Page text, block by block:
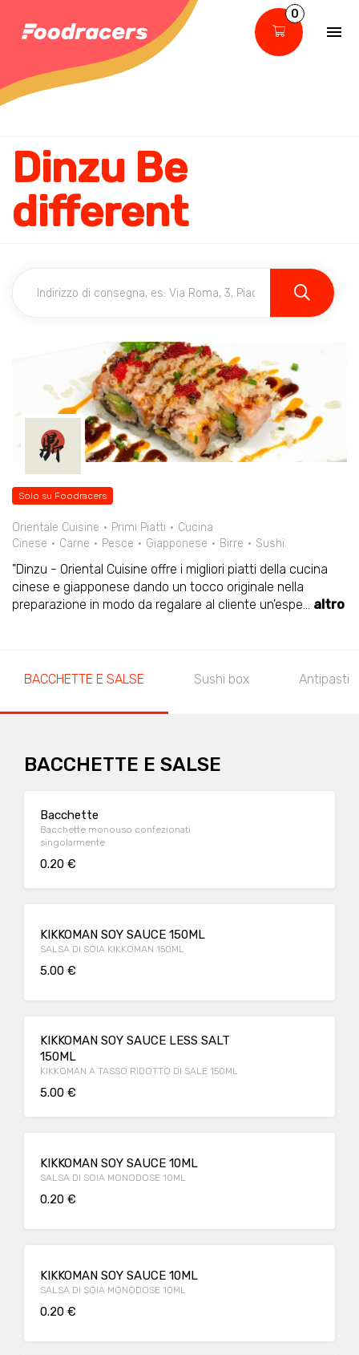
0
Dinzu Be
different
Solo su Foodracers
Orientale Cuisine Primi Piatti
Cucina
Cinese
Carne Pesce Giapponese Birre Sushi
"Dinzu - Oriental Cuisine offre i migliori piatti della cucina
cinese e giapponese dando un tocco originale nella
preparazione in modo da regalare al cliente un'espe... altro
BACCHETTE E SALSE Sushi box Antipasti
BACCHETTE E SALSE
Bacchette
Bacchette monouso confezionati
singolarmente
0.20 €
KIKKOMAN SOY SAUCE 150ML
SALSA DI SOIA KIKKOMAN 150ML
5.00 €
KIKKOMAN SOY SAUCE LESS SALT
150ML
KIKKOMAN A TASSO RIDOTTO DI SALE 150ML
5.00 €
KIKKOMAN SOY SAUCE 10ML
SALSA DI SOIA MONODOSE 10ML
0.20 €
KIKKOMAN SOY SAUCE 10ML
SALSA DI SOIA MONODOSE 10ML
0.20 €